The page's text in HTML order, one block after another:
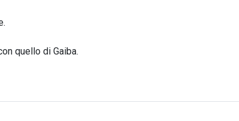
quello di Gaiba.